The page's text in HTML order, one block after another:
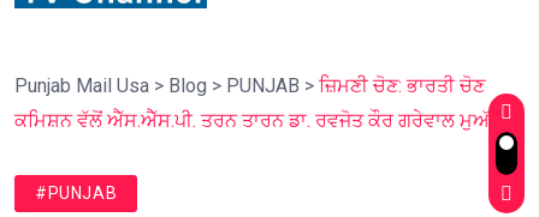
Punjab Mail Usa > Blog > PUNJAB > ਜ਼ਿਮਣੀ ਚੋਣ: ਭਾਰਤੀ ਚੋਣ
ਕਮਿਸ਼ਨ ਵੱਲੋਂ ਐੱਸ.ਐੱਸ.ਪੀ. ਤਰਨ ਤਾਰਨ ਡਾ. ਰਵਜੋਤ ਕੌਰ ਗਰੇਵਾਲ ਮੁਅੱਤਲ
#PUNJAB